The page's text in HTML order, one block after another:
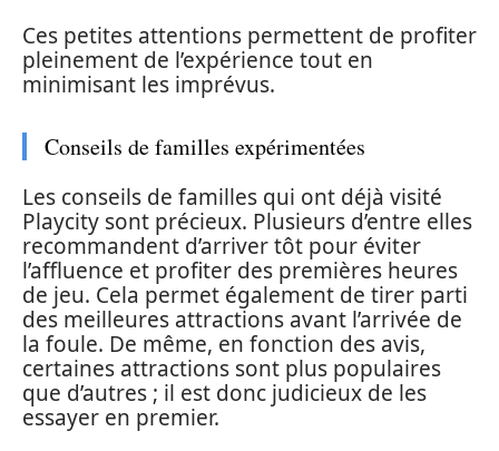
Ces petites attentions permettent de profiter
pleinement de l’expérience tout en
minimisant les imprévus.
Conseils de familles expérimentées
Les conseils de familles qui ont déjà visité
Playcity sont précieux. Plusieurs d’entre elles
recommandent d’arriver tôt pour éviter
l’affluence et profiter des premières heures
de jeu. Cela permet également de tirer parti
des meilleures attractions avant l’arrivée de
la foule. De même, en fonction des avis,
certaines attractions sont plus populaires
que d’autres ; il est donc judicieux de les
essayer en premier.